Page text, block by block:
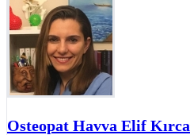
Osteopat Havva Elif Kırca